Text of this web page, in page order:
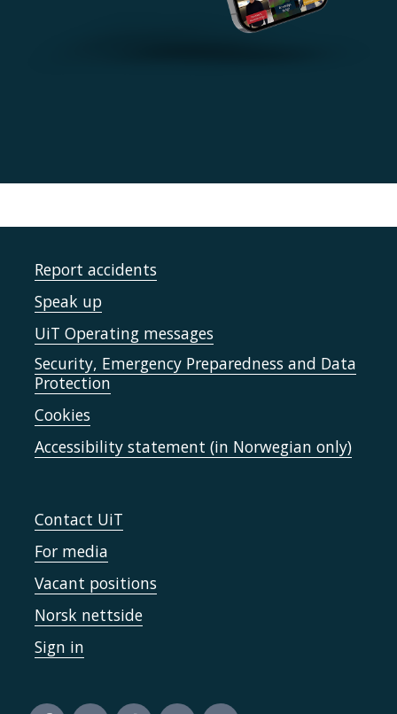
Report accidents
Speak up
UiT Operating messages
Security, Emergency Preparedness and Data
Protection
Cookies
Accessibility statement (in Norwegian only)
Contact UiT
For media
Vacant positions
Norsk nettside
Sign in